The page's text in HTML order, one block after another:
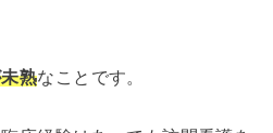
熟なことです。